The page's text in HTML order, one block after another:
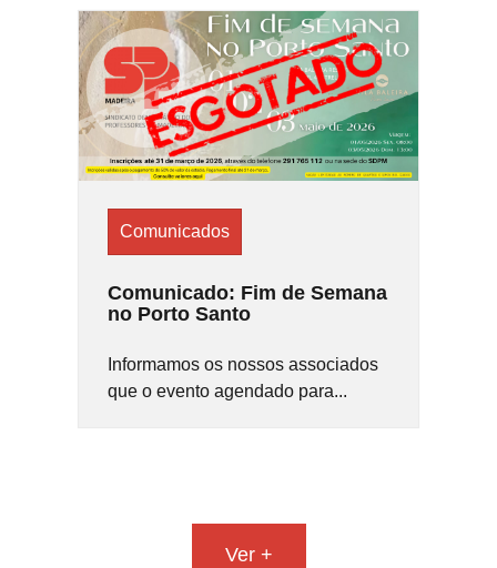
Comunicados
Comunicado: Fim de Semana
no Porto Santo
Informamos os nossos associados
que o evento agendado para...
Ver +